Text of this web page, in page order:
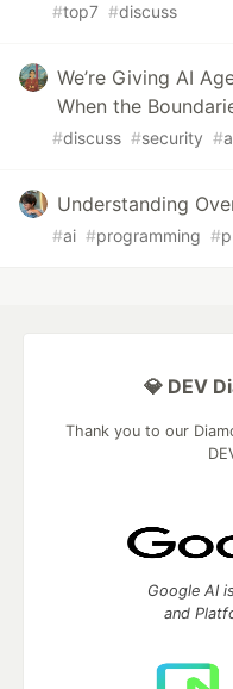
#top7 #discuss
We’re Giving AI
When the
#discuss #security #
Understanding
#ai #programming #
💎 DEV
Thank you to our
Google AI
and